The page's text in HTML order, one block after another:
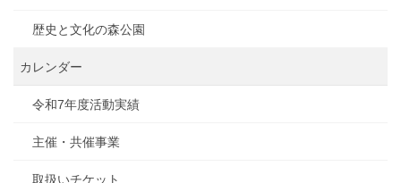
歴史と文化の森公園
カレンダー
令和7年度活動実績
主催・共催事業
取扱いチケット